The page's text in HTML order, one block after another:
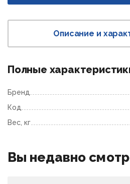
Описание и
Полные
Бренд
Код
Вес, кг
Вы недавно